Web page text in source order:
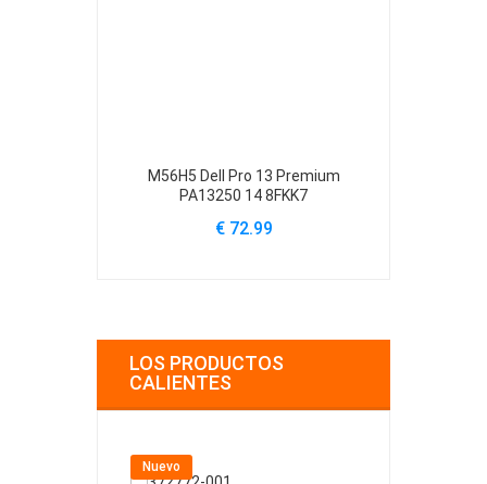
M56H5 Dell Pro 13 Premium
PA13250 14 8FKK7
€ 72.99
LOS PRODUCTOS
CALIENTES
Nuevo